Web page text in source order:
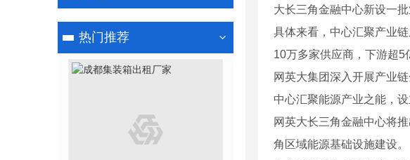
热门推荐
大长三角金融中心新设一批
具体来看，中心汇聚产业
10万多家供应商，下游超5
网英大集团深入开展产业
中心汇聚能源产业之能，
网英大长三角金融中心将
角区域能源基础设施建设。